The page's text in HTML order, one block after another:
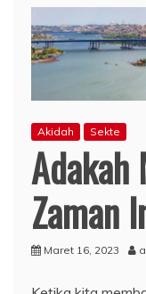
Akidah Sekte
Zaman
Maret 16, 2023